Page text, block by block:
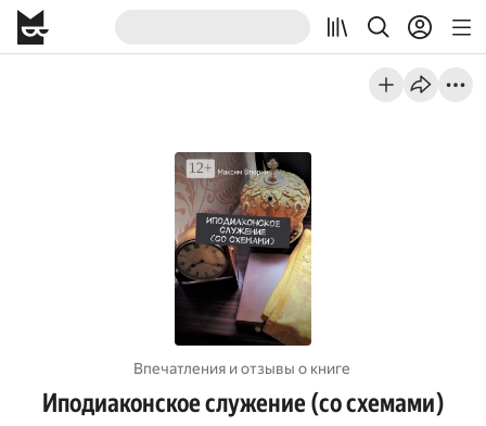
Впечатления и отзывы о книге
Иподиаконское служение (со схемами)